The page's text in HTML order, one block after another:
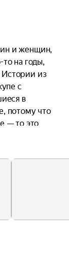
и женщин,
на годы,
Истории из
с
в
потому что
— то это
и горьких